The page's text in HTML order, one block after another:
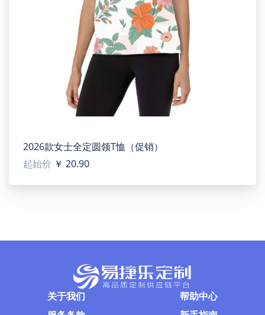
2026款女士全定圆领T恤（促销）
起始价 ￥ 20.90
关于我们
帮助中心